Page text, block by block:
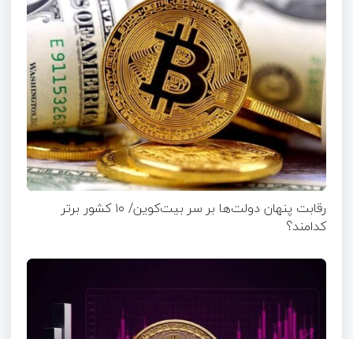
رقابت پنهان دولت‌ها بر سر بیت‌کوین/ ۱۰ کشور برتر
کدامند؟